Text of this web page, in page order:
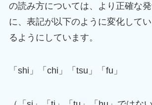
の読み方については、より正確な
に、表記が以下のように変化して
るようにしています。
「shi」「chi」「tsu」「fu」